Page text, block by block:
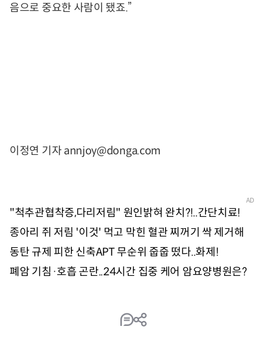
음으로 중요한 사람이 됐죠.”
이정연 기자 annjoy@donga.com